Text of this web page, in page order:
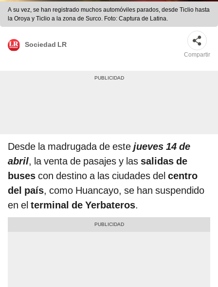
A su vez, se han registrado muchos automóviles parados, desde Ticlio hasta
la Oroya y Ticlio a la zona de Surco. Foto: Captura de Latina.
Sociedad LR
Compartir
Desde la madrugada de este jueves 14 de
abril, la venta de pasajes y las salidas de
buses con destino a las ciudades del centro
del país, como Huancayo, se han suspendido
en el terminal de Yerbateros.